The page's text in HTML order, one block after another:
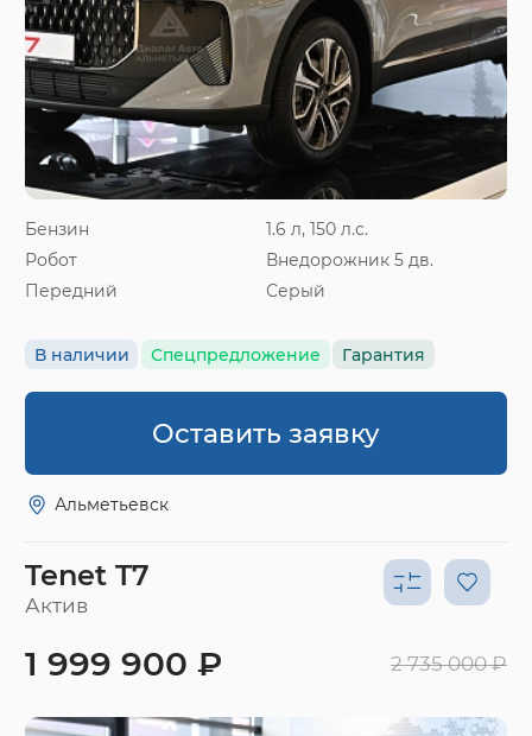
Бензин
1.6 л, 150 л.с.
Робот
Внедорожник 5 дв.
Передний
Серый
В наличии Спецпредложение Гарантия
Оставить заявку
Альметьевск
Tenet T7
Актив
1 999 900 ₽ 2 735 000 ₽